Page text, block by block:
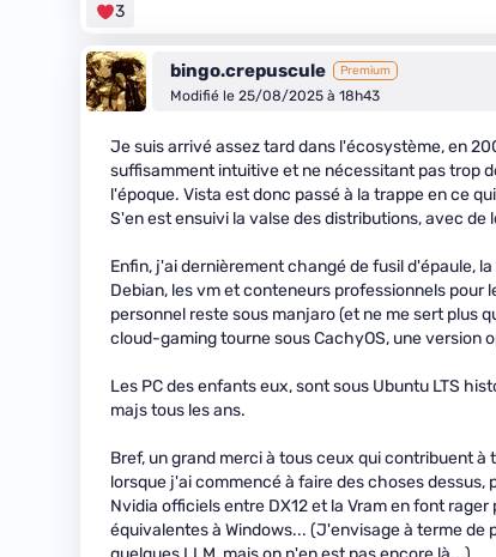
3
bingo.crepuscule Premium
Modifié le 25/08/2025 à 18h43
Je suis arrivé assez tard dans l'écosystème, en
suffisamment intuitive et ne nécessitant pas trop
l'époque. Vista est donc passé à la trappe en ce
S'en est ensuivi la valse des distributions, avec
Enfin, j'ai dernièrement changé de fusil d'épaule,
Debian, les vm et conteneurs professionnels pour
personnel reste sous manjaro (et ne me sert plus
cloud-gaming tourne sous CachyOS, une version
Les PC des enfants eux, sont sous Ubuntu LTS
majs tous les ans.
Bref, un grand merci à tous ceux qui contribuent
lorsque j'ai commencé à faire des choses
Nvidia officiels entre DX12 et la Vram en font
équivalentes à Windows... (J'envisage à terme de